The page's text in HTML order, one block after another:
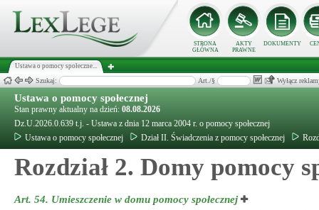
STRONA
GŁÓWNA
AKTY
PRAWNE
DOKUMENTY
Ustawa o pomocy społeczne...
Szukaj: Art./§ Wyłącz
Ustawa o pomocy społecznej
Stan prawny aktualny na dzień: 08.08.2026
Dz.U.2026.0.639 t.j. - Ustawa z dnia 12 marca 2004 r. o pomocy społecznej
Ustawa o pomocy społecznej
Dział II. Świadczenia z pomocy społecznej
Rozdział 2. Domy pomocy
Art. 54. Umieszczenie w domu pomocy społecznej